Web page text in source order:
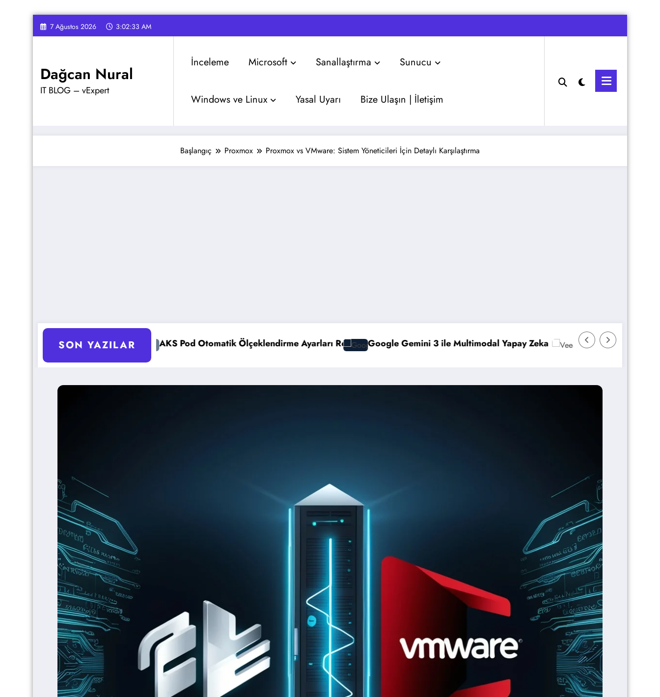
İçeriğe
atla
7 Ağustos 2026 3:02:34 AM
Dağcan Nural
IT BLOG – vExpert
İnceleme Microsoft Sanallaştırma Sunucu
Windows ve Linux Yasal Uyarı Bize Ulaşın | İletişim
Başlangıç Proxmox Proxmox vs VMware: Sistem Yöneticileri İçin Detaylı Karşılaştırma
SON YAZILAR
AKS Pod Otomatik Ölçeklendirme Ayarları RehberiGoogle Gemini 3 ile Multimodal Yapay Zeka Veeam Backup & Replication: İmmutability ve